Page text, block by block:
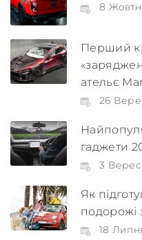
8
Перший
ательє
26
гаджети
3
Як
подорожі
18